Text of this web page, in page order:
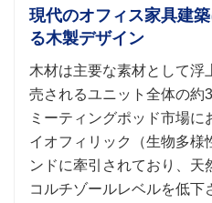
現代のオフィス家具建
る木製デザイン
木材は主要な素材として浮
売されるユニット全体の約
ミーティングポッド市場
イオフィリック（生物多様
ンドに牽引されており、
コルチゾールレベルを低下